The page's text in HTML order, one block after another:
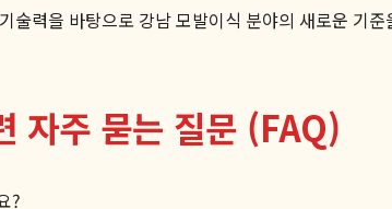
술력을 바탕으로 강남 모발이식 분야의 새로운 기
자주 묻는 질문 (FAQ)
?